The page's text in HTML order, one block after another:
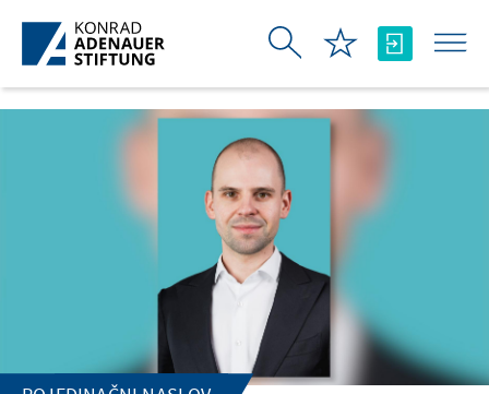
Skip to Main Content